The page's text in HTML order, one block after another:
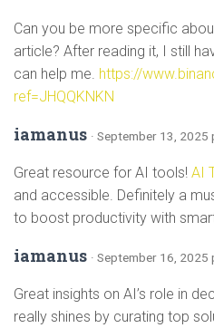
Can you be more specific
article? After reading it, I still
can help me. https://
ref=JHQQKNKN
iamanus · September 13, 2025
Great resource for AI tools! AI
and accessible. Definitely a
to boost productivity with
iamanus · September 16, 2025
Great insights on AI’s role in
really shines by curating top